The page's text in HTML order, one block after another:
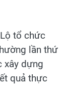
tổ chức
lần thứ
xây dựng
quả thực